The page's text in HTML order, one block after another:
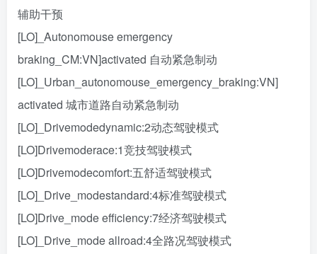
辅助干预
[LO]_Autonomouse emergency
braking_CM:VN]activated 自动紧急制动
[LO]_Urban_autonomouse_emergency_braking:VN]
activated 城市道路自动紧急制动
[LO]_Drivemodedynamic:2动态驾驶模式
[LO]Drivemoderace:1竞技驾驶模式
[LO]Drivemodecomfort:五舒适驾驶模式
[LO]_Drive_modestandard:4标准驾驶模式
[LO]Drive_mode efficiency:7经济驾驶模式
[LO]_Drive_mode allroad:4全路况驾驶模式